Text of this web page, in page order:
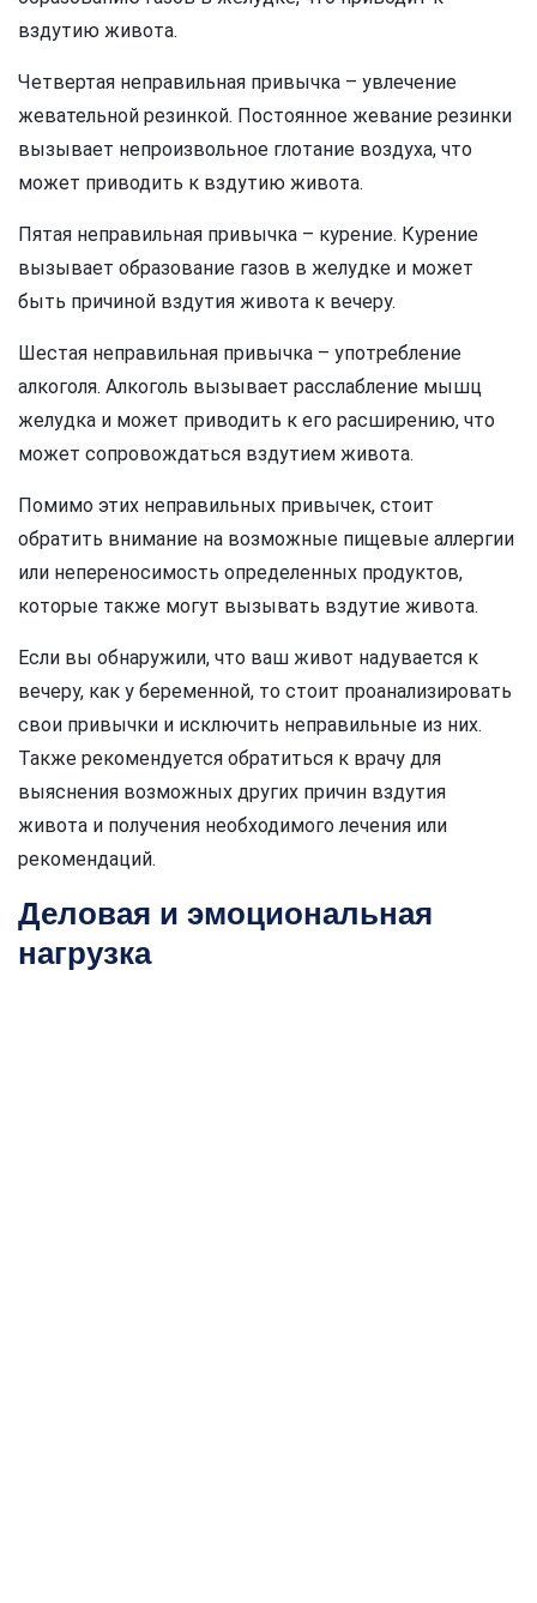
вздутию живота.
Четвертая неправильная привычка – увлечение
жевательной резинкой. Постоянное жевание резинки
вызывает непроизвольное глотание воздуха, что
может приводить к вздутию живота.
Пятая неправильная привычка – курение. Курение
вызывает образование газов в желудке и может
быть причиной вздутия живота к вечеру.
Шестая неправильная привычка – употребление
алкоголя. Алкоголь вызывает расслабление мышц
желудка и может приводить к его расширению, что
может сопровождаться вздутием живота.
Помимо этих неправильных привычек, стоит
обратить внимание на возможные пищевые аллергии
или непереносимость определенных продуктов,
которые также могут вызывать вздутие живота.
Если вы обнаружили, что ваш живот надувается к
вечеру, как у беременной, то стоит проанализировать
свои привычки и исключить неправильные из них.
Также рекомендуется обратиться к врачу для
выяснения возможных других причин вздутия
живота и получения необходимого лечения или
рекомендаций.
Деловая и эмоциональная
нагрузка